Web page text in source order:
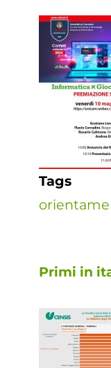
Tags
Primi in